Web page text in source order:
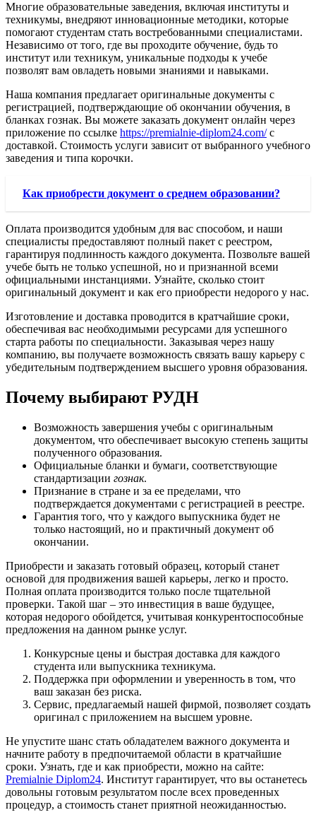
Многие образовательные заведения, включая институты и
техникумы, внедряют инновационные методики, которые
помогают студентам стать востребованными специалистами.
Независимо от того, где вы проходите обучение, будь то
институт или техникум, уникальные подходы к учебе
позволят вам овладеть новыми знаниями и навыками.
Наша компания предлагает оригинальные документы с
регистрацией, подтверждающие об окончании обучения, в
бланках гознак. Вы можете заказать документ онлайн через
приложение по ссылке https://premialnie-diplom24.com/с
доставкой. Стоимость услуги зависит от выбранного учебного
заведения и типа корочки.
Как приобрести документ о среднем образовании?
Оплата производится удобным для вас способом, и наши
специалисты предоставляют полный пакет с реестром,
гарантируя подлинность каждого документа. Позвольте вашей
учебе быть не только успешной, но и признанной всеми
официальными инстанциями. Узнайте, сколько стоит
оригинальный документ и как его приобрести недорого у нас.
Изготовление и доставка проводится в кратчайшие сроки,
обеспечивая вас необходимыми ресурсами для успешного
старта работы по специальности. Заказывая через нашу
компанию, вы получаете возможность связать вашу карьеру с
убедительным подтверждением высшего уровня образования.
Почему выбирают РУДН
Возможность завершения учебы с оригинальным
документом, что обеспечивает высокую степень защиты
полученного образования.
Официальные бланки и бумаги, соответствующие
стандартизации гознак.
Признание в стране и за ее пределами, что
подтверждается документами с регистрацией в реестре.
Гарантия того, что у каждого выпускника будет не
только настоящий, но и практичный документ об
окончании.
Приобрести и заказать готовый образец, который станет
основой для продвижения вашей карьеры, легко и просто.
Полная оплата производится только после тщательной
проверки. Такой шаг – это инвестиция в ваше будущее,
которая недорого обойдется, учитывая конкурентоспособные
предложения на данном рынке услуг.
Конкурсные цены и быстрая доставка для каждого
студента или выпускника техникума.
Поддержка при оформлении и уверенность в том, что
ваш заказан без риска.
Сервис, предлагаемый нашей фирмой, позволяет создать
оригинал с приложением на высшем уровне.
Не упустите шанс стать обладателем важного документа и
начните работу в предпочитаемой области в кратчайшие
сроки. Узнать, где и как приобрести, можно на сайте:
Premialnie Diplom24. Институт гарантирует, что вы останетесь
довольны готовым результатом после всех проведенных
процедур, а стоимость станет приятной неожиданностью.